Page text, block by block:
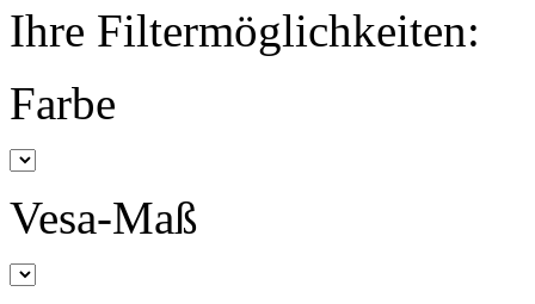
Ihre Filtermöglichkeiten:
Farbe
Vesa-Maß